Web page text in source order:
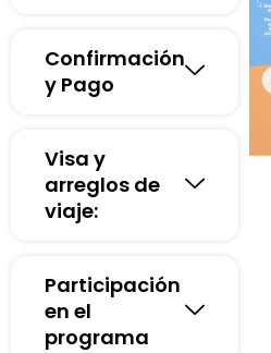
Confirmación
y Pago
Visa y
arreglos de
viaje:
Participación
en el
programa